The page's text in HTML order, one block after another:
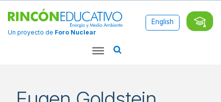
Un proyecto de Foro Nuclear
English